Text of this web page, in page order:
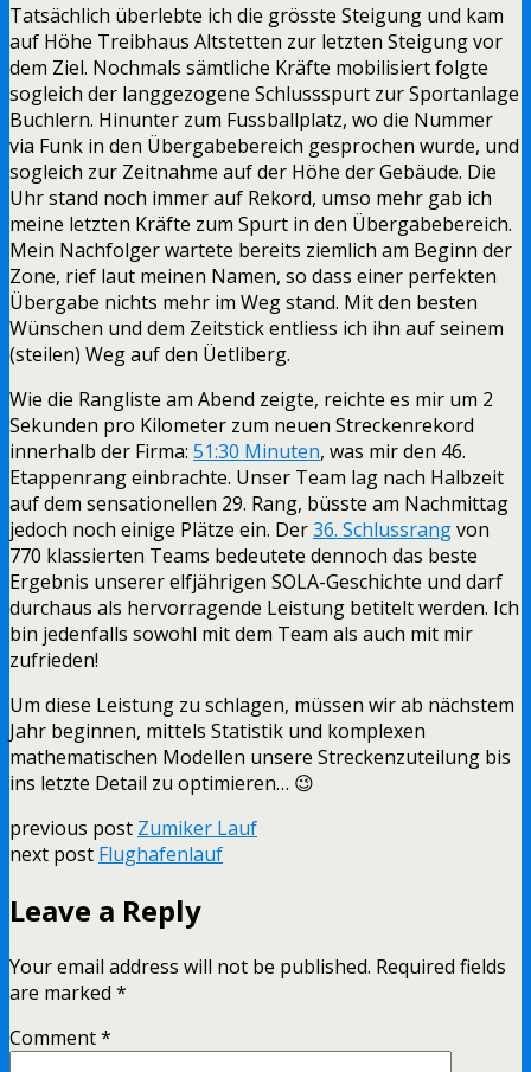
Tatsächlich überlebte ich die grösste Steigung und kam
auf Höhe Treibhaus Altstetten zur letzten Steigung vor
dem Ziel. Nochmals sämtliche Kräfte mobilisiert folgte
sogleich der langgezogene Schlussspurt zur Sportanlage
Buchlern. Hinunter zum Fussballplatz, wo die Nummer
via Funk in den Übergabebereich gesprochen wurde, und
sogleich zur Zeitnahme auf der Höhe der Gebäude. Die
Uhr stand noch immer auf Rekord, umso mehr gab ich
meine letzten Kräfte zum Spurt in den Übergabebereich.
Mein Nachfolger wartete bereits ziemlich am Beginn der
Zone, rief laut meinen Namen, so dass einer perfekten
Übergabe nichts mehr im Weg stand. Mit den besten
Wünschen und dem Zeitstick entliess ich ihn auf seinem
(steilen) Weg auf den Üetliberg.
Wie die Rangliste am Abend zeigte, reichte es mir um 2
Sekunden pro Kilometer zum neuen Streckenrekord
innerhalb der Firma: 51:30 Minuten, was mir den 46.
Etappenrang einbrachte. Unser Team lag nach Halbzeit
auf dem sensationellen 29. Rang, büsste am Nachmittag
jedoch noch einige Plätze ein. Der36. Schlussrangvon
770 klassierten Teams bedeutete dennoch das beste
Ergebnis unserer elfjährigen SOLA-Geschichte und darf
durchaus als hervorragende Leistung betitelt werden. Ich
bin jedenfalls sowohl mit dem Team als auch mit mir
zufrieden!
Um diese Leistung zu schlagen, müssen wir ab nächstem
Jahr beginnen, mittels Statistik und komplexen
mathematischen Modellen unsere Streckenzuteilung bis
ins letzte Detail zu optimieren… 😉
previous post Zumiker Lauf
next post Flughafenlauf
Leave a Reply
Your email address will not be published. Required fields
are marked *
Comment*